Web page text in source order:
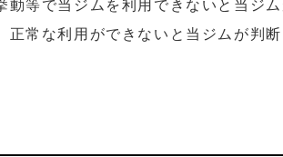
動等で当ジムを利用できないと当ジ
正常な利用ができないと当ジムが判